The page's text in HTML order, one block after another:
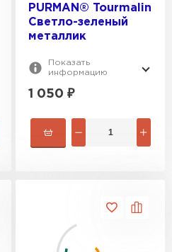
PURMAN® Tourmalin
Светло-зеленый
металлик
Показать
информацию
1 050 ₽